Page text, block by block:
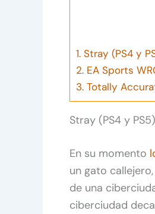
1. Stray (PS4 y
2. EA Sports
3. Totally
Stray (PS4 y PS5)
En su momento
un gato
de una
ciberciudad